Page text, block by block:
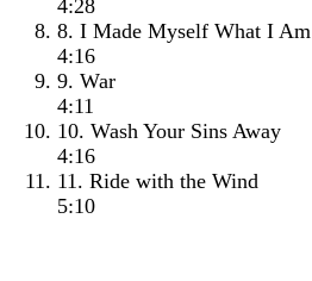
4:28
8. I Made Myself What I Am
4:16
9. War
4:11
10. Wash Your Sins Away
4:16
11. Ride with the Wind
5:10